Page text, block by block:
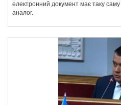
електронний документ має таку
аналог.